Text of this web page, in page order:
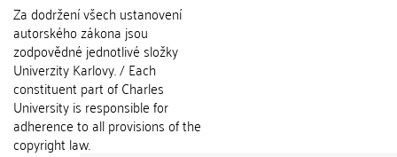
Za dodržení všech ustanovení
autorského zákona jsou
zodpovědné jednotlivé složky
Univerzity Karlovy. / Each
constituent part of Charles
University is responsible for
adherence to all provisions of the
copyright law.